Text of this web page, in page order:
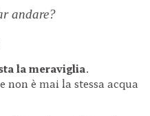
andare?
la meraviglia.
è mai la stessa acqua